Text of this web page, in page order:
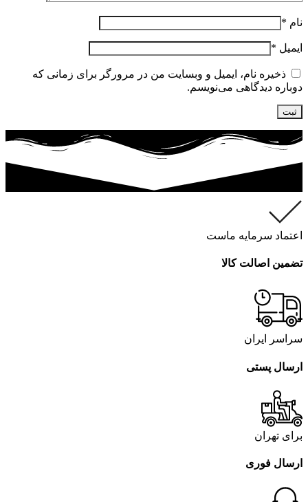
نام *
ایمیل *
ذخیره نام، ایمیل و وبسایت من در مرورگر برای زمانی که
دوباره دیدگاهی می‌نویسم.
اعتماد سرمایه ماست
تضمین اصالت کالا
سراسر ایران
ارسال پستی
برای تهران
ارسال فوری